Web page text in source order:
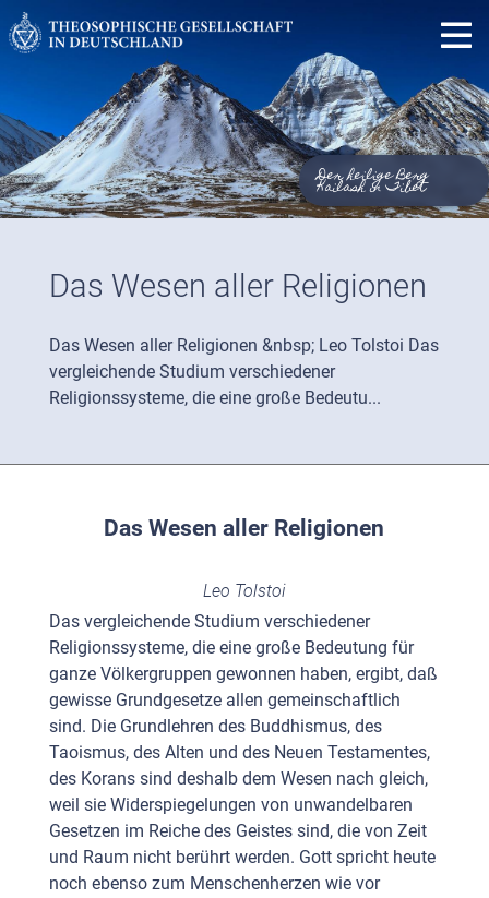
Der heilige Berg
Kailash in Tibet
Das Wesen aller Religionen
Das Wesen aller Religionen &nbsp; Leo Tolstoi Das
vergleichende Studium verschiedener
Religionssysteme, die eine große Bedeutu...
Das Wesen aller Religionen
Leo Tolstoi
Das vergleichende Studium verschiedener
Religionssysteme, die eine große Bedeutung für
ganze Völkergruppen gewonnen haben, ergibt, daß
gewisse Grundgesetze allen gemeinschaftlich
sind. Die Grundlehren des Buddhismus, des
Taoismus, des Alten und des Neuen Testamentes,
des Korans sind deshalb dem Wesen nach gleich,
weil sie Widerspiegelungen von unwandelbaren
Gesetzen im Reiche des Geistes sind, die von Zeit
und Raum nicht berührt werden. Gott spricht heute
noch ebenso zum Menschenherzen wie vor